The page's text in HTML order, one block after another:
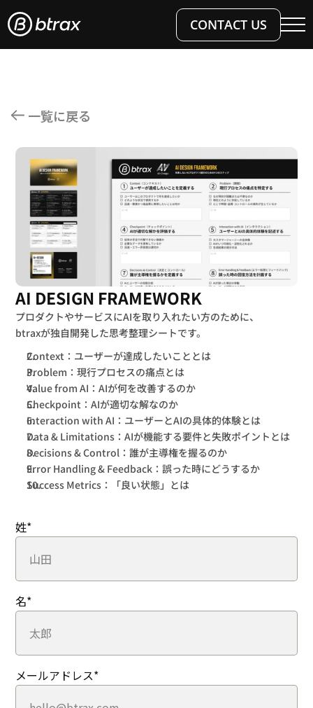
一覧に戻る
AI DESIGN FRAMEWORK
プロダクトやサービスにAIを取り入れたい方のために、
btraxが独自開発した思考整理シートです。
Context：ユーザーが達成したいこととは
Problem：現行プロセスの痛点とは
Value from AI：AIが何を改善するのか
Checkpoint：AIが適切な解なのか
Interaction with AI：ユーザーとAIの具体的体験とは
Data & Limitations：AIが機能する要件と失敗ポイントとは
Decisions & Control：誰が主導権を握るのか
Error Handling & Feedback：誤った時にどうするか
Success Metrics：「良い状態」とは
姓*
名*
メールアドレス*
CONTACT US
OUR INSIGHTS
AI×DESIGN
E-BOOKS
BLOG
WHO WE ARE
ABOUT US
ENGLISH日本語